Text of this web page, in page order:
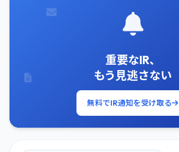
重要なIR、
もう見逃さない
無料でIR通知を受け取る